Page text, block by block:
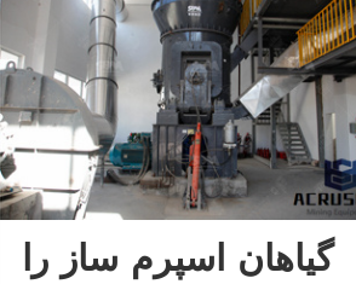
گیاهان اسپرم ساز را